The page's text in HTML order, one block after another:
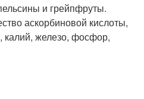
и грейпфруты.
аскорбиновой кислоты,
калий, железо, фосфор,